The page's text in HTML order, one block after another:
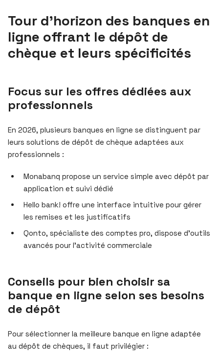
Tour d’horizon des banques en
ligne offrant le dépôt de
chèque et leurs spécificités
Focus sur les offres dédiées aux
professionnels
En 2026, plusieurs banques en ligne se distinguent par
leurs solutions de dépôt de chèque adaptées aux
professionnels :
Monabanq propose un service simple avec dépôt par
application et suivi dédié
Hello bank! offre une interface intuitive pour gérer
les remises et les justificatifs
Qonto, spécialiste des comptes pro, dispose d’outils
avancés pour l’activité commerciale
Conseils pour bien choisir sa
banque en ligne selon ses besoins
de dépôt
Pour sélectionner la meilleure banque en ligne adaptée
au dépôt de chèques, il faut privilégier :